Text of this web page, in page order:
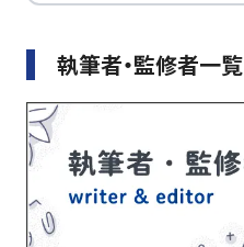
執筆者・監修者一覧